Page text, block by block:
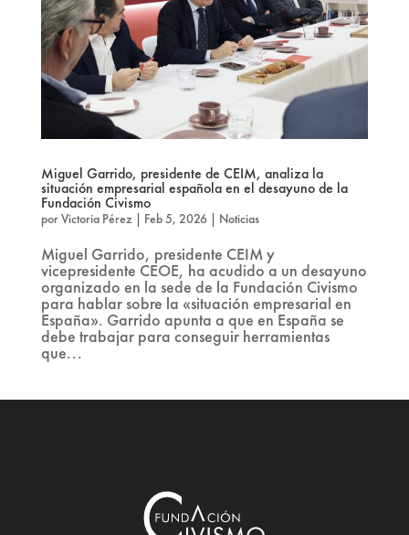
Miguel Garrido, presidente de CEIM, analiza la
situación empresarial española en el desayuno de la
Fundación Civismo
porVictoria Pérez| Feb 5, 2026| Noticias
Miguel Garrido, presidente CEIM y
vicepresidente CEOE, ha acudido a un desayuno
organizado en la sede de la Fundación Civismo
para hablar sobre la «situación empresarial en
España». Garrido apunta a que en España se
debe trabajar para conseguir herramientas
que...